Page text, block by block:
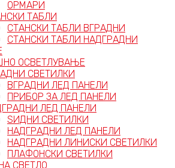
ОРМАРИ
ТАБЛИ
СТАНСКИ ТАБЛИ ВГРАДНИ
СТАНСКИ ТАБЛИ НАДГРАДНИ
ОСВЕТЛУВАЊЕ
СВЕТИЛКИ
ВГРАДНИ ЛЕД ПАНЕЛИ
ПРИБОР ЗА ЛЕД ПАНЕЛИ
ЛЕД ПАНЕЛИ
ЅИДНИ СВЕТИЛКИ
НАДГРАДНИ ЛЕД ПАНЕЛИ
НАДГРАДНИ ЛИНИСКИ СВЕТИЛКИ
ПЛАФОНСКИ СВЕТИЛКИ
СВЕТЛО